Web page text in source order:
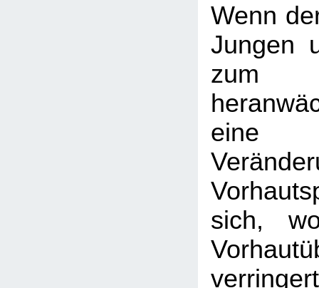
Wenn
Jungen
eine
sich,